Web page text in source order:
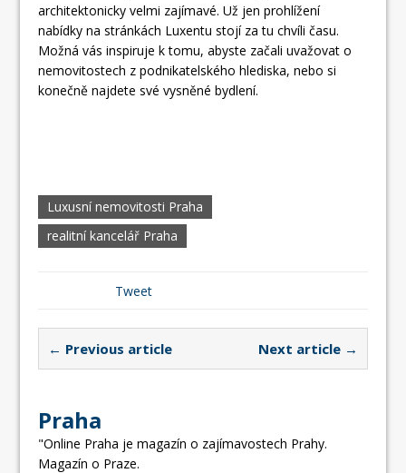
architektonicky velmi zajímavé. Už jen prohlížení
nabídky na stránkách Luxentu stojí za tu chvíli času.
Možná vás inspiruje k tomu, abyste začali uvažovat o
nemovitostech z podnikatelského hlediska, nebo si
konečně najdete své vysněné bydlení.
Luxusní nemovitosti Praha
realitní kancelář Praha
Tweet
← Previous article Next article →
Praha
"Online Praha je magazín o zajímavostech Prahy.
Magazín o Praze.